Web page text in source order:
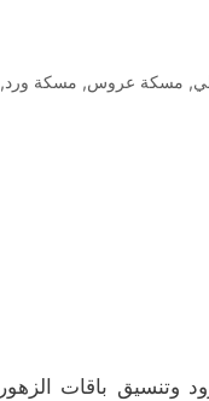
, مسكة عروس, مسكة ورد,
وتنسيق باقات الزهور